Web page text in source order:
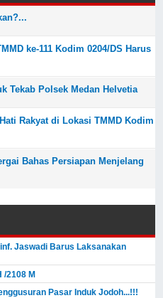
ke-111 Kodim 0204/DS Harus
Tekab Polsek Medan Helvetia
Rakyat di Lokasi TMMD Kodim
Bahas Persiapan Menjelang
Jaswadi Barus Laksanakan
/2108 M
Pasar Induk Jodoh...!!!